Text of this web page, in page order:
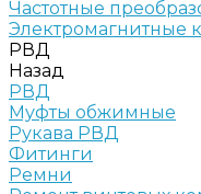
Частотные
Электромагнитные
РВД
Назад
РВД
Муфты обжимные
Рукава РВД
Фитинги
Ремни